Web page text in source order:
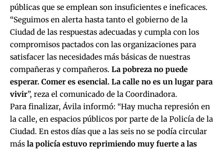
públicas que se emplean son insuficientes e ineficaces.
“Seguimos en alerta hasta tanto el gobierno de la
Ciudad de las respuestas adecuadas y cumpla con los
compromisos pactados con las organizaciones para
satisfacer las necesidades más básicas de nuestras
compañeras y compañeros. La pobreza no puede
esperar. Comer es esencial. La calle no es un lugar para
vivir”, reza el comunicado de la Coordinadora.
Para finalizar, Ávila informó: “Hay mucha represión en
la calle, en espacios públicos por parte de la Policía de la
Ciudad. En estos días que a las seis no se podía circular
más la policía estuvo reprimiendo muy fuerte a las